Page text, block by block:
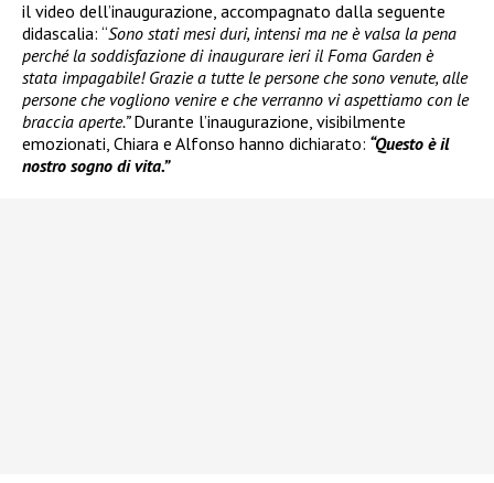
il video dell’inaugurazione, accompagnato dalla seguente
didascalia: “Sono stati mesi duri, intensi ma ne è valsa la pena
perché la soddisfazione di inaugurare ieri il Foma Garden è
stata impagabile! Grazie a tutte le persone che sono venute, alle
persone che vogliono venire e che verranno vi aspettiamo con le
braccia aperte.”Durante l’inaugurazione, visibilmente
emozionati, Chiara e Alfonso hanno dichiarato: “Questo è il
nostro sogno di vita.”